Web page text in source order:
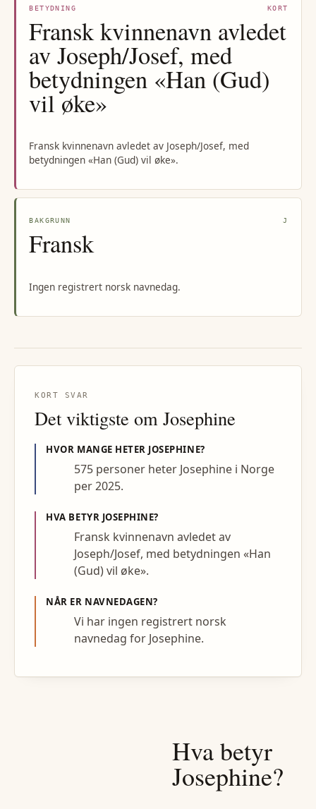
BETYDNING KORT
Fransk kvinnenavn avledet
av Joseph/Josef, med
betydningen «Han (Gud)
vil øke»
Fransk kvinnenavn avledet av Joseph/Josef, med
betydningen «Han (Gud) vil øke».
BAKGRUNN J
Fransk
Ingen registrert norsk navnedag.
KORT SVAR
Det viktigste om Josephine
HVOR MANGE HETER JOSEPHINE?
575 personer heter Josephine i Norge
per 2025.
HVA BETYR JOSEPHINE?
Fransk kvinnenavn avledet av
Joseph/Josef, med betydningen «Han
(Gud) vil øke».
NÅR ER NAVNEDAGEN?
Vi har ingen registrert norsk
navnedag for Josephine.
Hva betyr
Josephine?